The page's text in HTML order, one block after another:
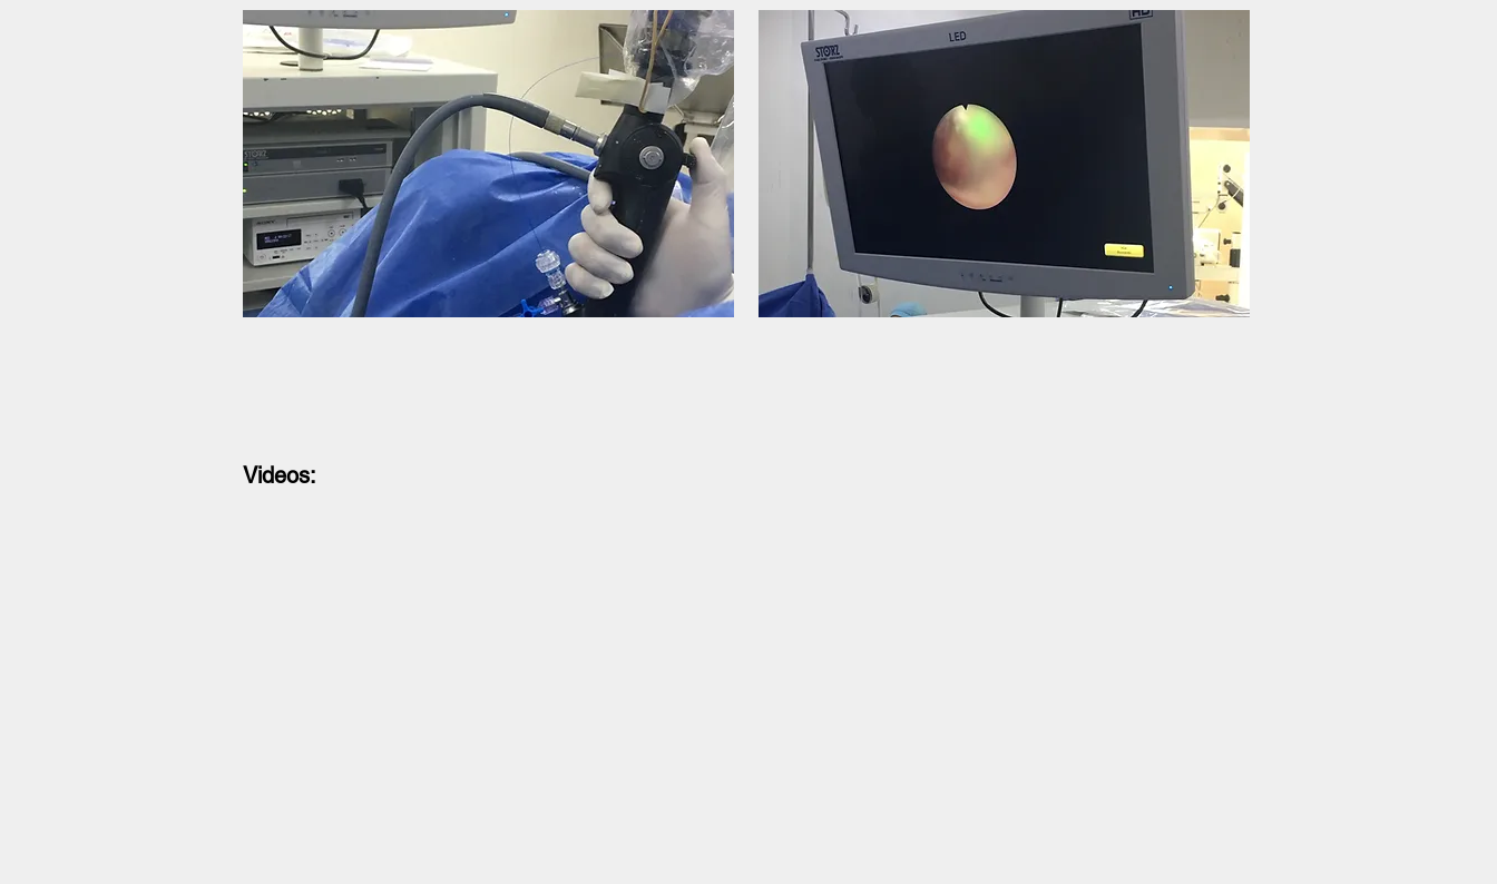
Videos: